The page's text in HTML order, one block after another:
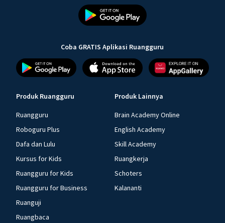
Coba GRATIS Aplikasi Ruangguru
Produk Ruangguru
Ruangguru
Roboguru Plus
Dafa dan Lulu
Kursus for Kids
Ruangguru for Kids
Ruangguru for Business
Ruanguji
Ruangbaca
Produk Lainnya
Brain Academy Online
English Academy
Skill Academy
Ruangkerja
Schoters
Kalananti